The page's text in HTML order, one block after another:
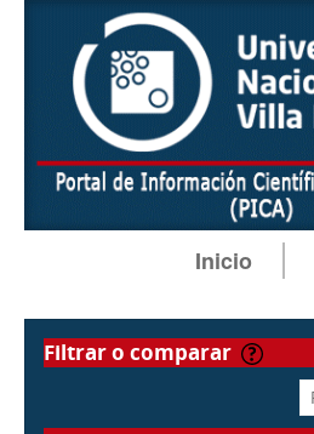
Inicio
filtrar o comparar